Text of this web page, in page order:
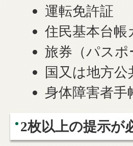
運転免許証
住民基本台
旅券（パスポ
国又は地方
身体障害者手
2枚以上の提示が